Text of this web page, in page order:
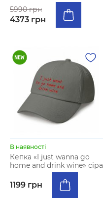
5990 грн
4373 грн
В наявності
Кепка «I just wanna go
home and drink wine» сіра
1199 грн